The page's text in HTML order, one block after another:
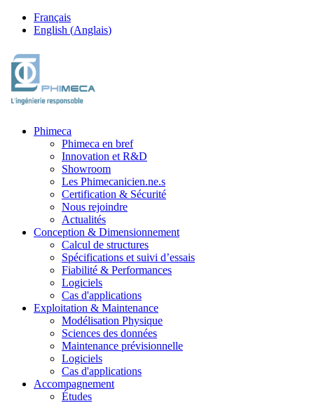
Français
English (Anglais)
Phimeca
Phimeca en bref
Innovation et R&D
Showroom
Les Phimecanicien.ne.s
Certification & Sécurité
Nous rejoindre
Actualités
Conception & Dimensionnement
Calcul de structures
Spécifications et suivi d’essais
Fiabilité & Performances
Logiciels
Cas d'applications
Exploitation & Maintenance
Modélisation Physique
Sciences des données
Maintenance prévisionnelle
Logiciels
Cas d'applications
Accompagnement
Études